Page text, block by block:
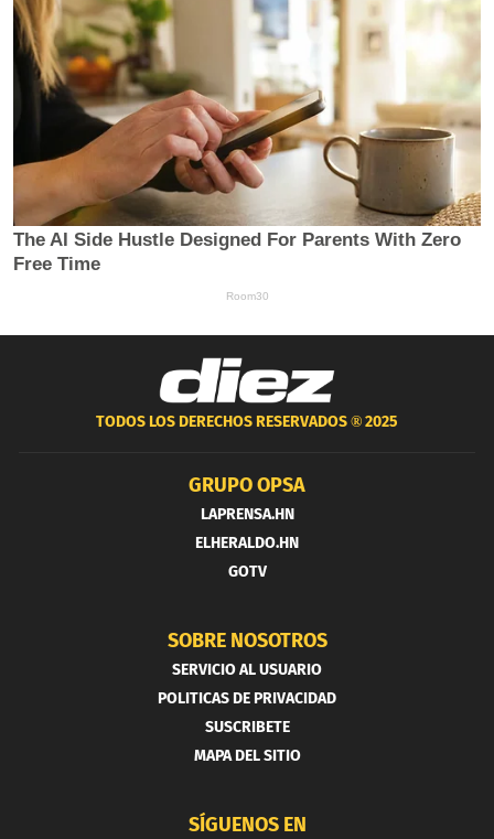
TODOS LOS DERECHOS RESERVADOS ®2025
GRUPO OPSA
LAPRENSA.HN
ELHERALDO.HN
GOTV
SOBRE NOSOTROS
SERVICIO AL USUARIO
POLITICAS DE PRIVACIDAD
SUSCRIBETE
MAPA DEL SITIO
SÍGUENOS EN